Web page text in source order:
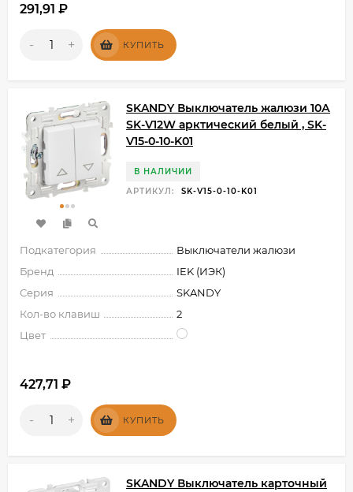
291,91 ₽
- + КУПИТЬ
SKANDY Выключатель жалюзи 10А
SK-V12W арктический белый , SK-
V15-0-10-K01
В НАЛИЧИИ
АРТИКУЛ:
SK-V15-0-10-K01
Подкатегория
Выключатели жалюзи
Бренд
IEK (ИЭК)
Серия
SKANDY
Кол-во клавиш
2
Цвет
427,71 ₽
- + КУПИТЬ
SKANDY Выключатель карточный